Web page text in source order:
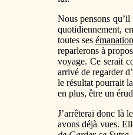
Nous pensons
quotidiennement,
toutes ses
reparlerons à
voyage. Ce serait
arrivé de regarder
le résultat pourrait
en plus, être un
J’arrêterai donc là
avons déjà vues.